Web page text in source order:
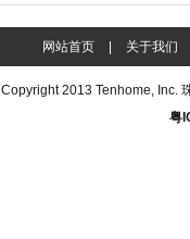
网站首页 关于我们
Copyright 2013 Tenhome, Inc.
粤